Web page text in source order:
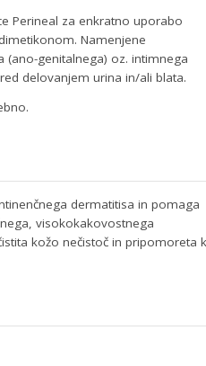
Perineal za enkratno uporabo
Namenjene
(ano-genitalnega) oz. intimnega
delovanjem urina in/ali blata.
dermatitisa in pomaga
visokokakovostnega
kožo nečistoč in pripomoreta k